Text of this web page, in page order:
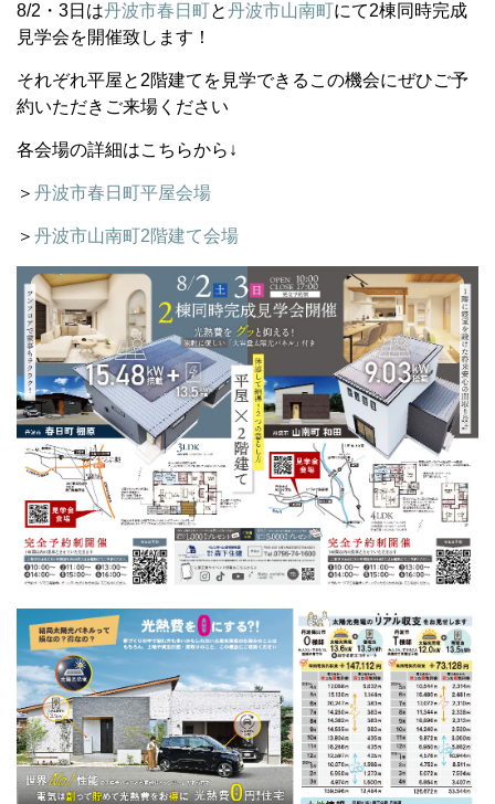
8/2・3日は丹波市春日町と丹波市山南町にて2棟同時完成
見学会を開催致します！
それぞれ平屋と2階建てを見学できるこの機会にぜひご予
約いただきご来場ください
各会場の詳細はこちらから↓
＞ 丹波市春日町平屋会場
＞ 丹波市山南町2階建て会場